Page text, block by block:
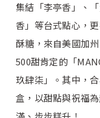
集結「李亭香」、
香」等台式點心，
酥糖，來自美國加
500甜肯定的「
玖肆柒」。其中，
盒，以甜點與祝福